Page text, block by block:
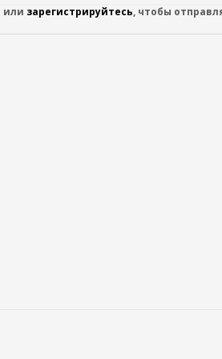
или зарегистрируйтесь, чтобы